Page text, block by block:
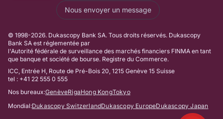
Nous envoyer un message
© 1998-2026. Dukascopy Bank SA. Tous droits réservés. Dukascopy
Bank SA est réglementée par
l'Autorité fédérale de surveillance des marchés financiers FINMA en tant
que banque et société de bourse. Registre du Commerce.
ICC, Entrée H, Route de Pré-Bois 20, 1215 Genève 15 Suisse
tel : +41 22 555 0 555
Nos bureaux:GenèveRigaHong KongTokyo
Mondial:Dukascopy SwitzerlandDukascopy EuropeDukascopy Japan